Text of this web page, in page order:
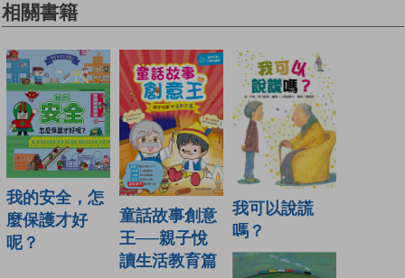
相關書籍
我的安全，怎
麼保護才好
呢？
童話故事創意
王──親子悅
讀生活教育篇
我可以說謊
嗎？